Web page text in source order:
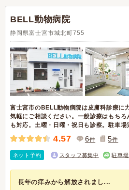
BELL動物病院
静岡県富士宮市城北町755
富士宮市のBELL動物病院は皮膚科診療に
気軽にご相談ください。一般診療はもち
も対応。土曜・日曜・祝日も診察。駐車場
4.57 6件 5件
ネット予約 スタッフ募集中 駐車場
長年の痒みから解放されまし...